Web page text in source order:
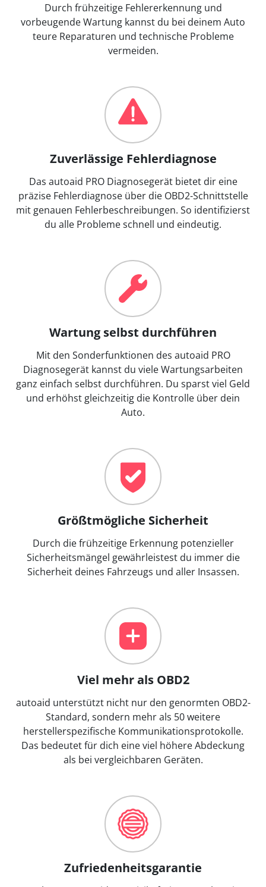
Durch frühzeitige Fehlererkennung und
vorbeugende Wartung kannst du bei deinem Auto
teure Reparaturen und technische Probleme
vermeiden.
Zuverlässige Fehlerdiagnose
Das autoaid PRO Diagnosegerät bietet dir eine
präzise Fehlerdiagnose über die OBD2-Schnittstelle
mit genauen Fehlerbeschreibungen. So identifizierst
du alle Probleme schnell und eindeutig.
Wartung selbst durchführen
Mit den Sonderfunktionen des autoaid PRO
Diagnosegerät kannst du viele Wartungsarbeiten
ganz einfach selbst durchführen. Du sparst viel Geld
und erhöhst gleichzeitig die Kontrolle über dein
Auto.
Größtmögliche Sicherheit
Durch die frühzeitige Erkennung potenzieller
Sicherheitsmängel gewährleistest du immer die
Sicherheit deines Fahrzeugs und aller Insassen.
Viel mehr als OBD2
autoaid unterstützt nicht nur den genormten OBD2-
Standard, sondern mehr als 50 weitere
herstellerspezifische Kommunikationsprotokolle.
Das bedeutet für dich eine viel höhere Abdeckung
als bei vergleichbaren Geräten.
Zufriedenheitsgarantie